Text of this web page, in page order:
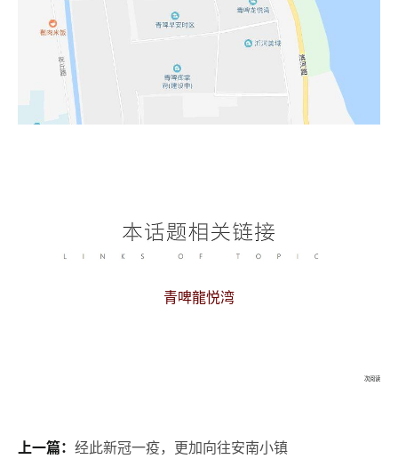
青啤龍悦湾
次阅读
上一篇： 经此新冠一疫，更加向往安南小镇